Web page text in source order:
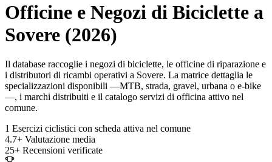
Officine e Negozi di Biciclette a
Sovere (2026)
Il database raccoglie i negozi di biciclette, le officine di riparazione e
i distributori di ricambi operativi a Sovere. La matrice dettaglia le
specializzazioni disponibili —MTB, strada, gravel, urbana o e-bike
—, i marchi distribuiti e il catalogo servizi di officina attivo nel
comune.
1 Esercizi ciclistici con scheda attiva nel comune
4.7+ Valutazione media
25+ Recensioni verificate